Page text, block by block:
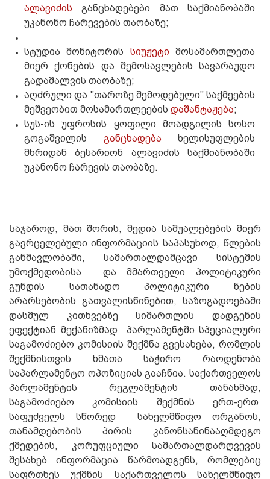
ალავიძის განცხადებები მათ საქმიანობაში
უკანონო ჩარევების თაობაზე;
სტუდია მონიტორის სიუჟეტიმოსამართლეთა
მიერ ქონების და შემოსავლების სავარაუდო
გადამალვის თაობაზე;
აღძრული და "თაროზე შემოდებული" საქმეების
მეშვეობით მოსამართლეების დაშანტაჟება;
სუს-ის უფროსის ყოფილი მოადგილის სოსო
გოგაშვილის განცხადება ხელისუფლების
მხრიდან ბესარიონ ალავიძის საქმიანობაში
უკანონო ჩარევის თაობაზე.
Საჯაროდ, მათ შორის, მედია საშუალებების მიერ
გავრცელებული ინფორმაციის საპასუხოდ, Წლების
განმავლობაში, სამართალდამცავი სისტემის
უმოქმედობისა და მმართველი პოლიტიკური
გუნდის სათანადო პოლიტიკური ნების
არარსებობის გათვალისწინებით, საზოგადოებაში
დასმულ კითხვებზე სიმართლის დადგენის
ეფექტიან მექანიზმად პარლამენტში სპეციალური
საგამოძიებო კომისიის შექმნა გვესახება, რომლის
შექმნისთვის ხმათა საჭირო რაოდენობა
საპარლამენტო ოპოზიციას გააჩნია. საქართველოს
პარლამენტის რეგლამენტის თანახმად,
საგამოძიებო კომისიის შექმნის ერთ-ერთ
საფუძველს სწორედ სახელმწიფო ორგანოს,
თანამდებობის პირის კანონსაწინააღმდეგო
ქმედების, კორუფციული სამართალდარღვევის
შესახებ ინფორმაცია წარმოადგენს, რომლებიც
საფრთხეს უქმნის საქართველოს სახელმწიფო